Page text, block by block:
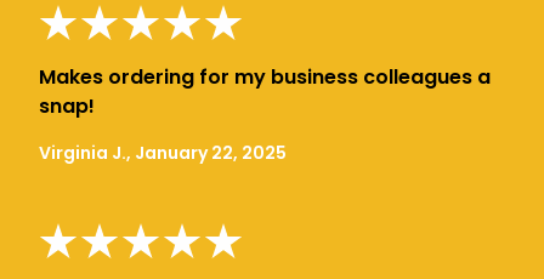
Makes ordering for my business colleagues a
snap!
Virginia J., January 22, 2025